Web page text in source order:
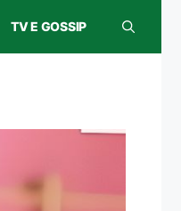
TV E GOSSIP